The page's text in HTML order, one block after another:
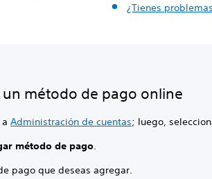
¿Tienes
un método de pago online
aAdministración de cuentas; luego,
método de pago.
pago que deseas agregar.